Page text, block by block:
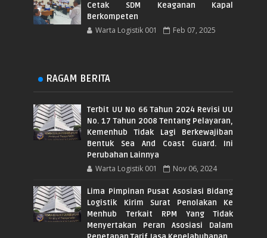
Cetak SDM Keaganan Kapal
Berkompeten
Warta Logistik 001 Feb 07, 2025
RAGAM BERITA
Terbit UU No 66 Tahun 2024 Revisi UU
No. 17 Tahun 2008 Tentang Pelayaran,
Kemenhub Tidak Lagi Berkewajiban
Bentuk Sea And Coast Guard. Ini
Perubahan Lainnya
Warta Logistik 001 Nov 06, 2024
Lima Pimpinan Pusat Asosiasi Bidang
Logistik Kirim Surat Penolakan Ke
Menhub Terkait RPM Yang Tidak
Menyertakan Peran Asosiasi Dalam